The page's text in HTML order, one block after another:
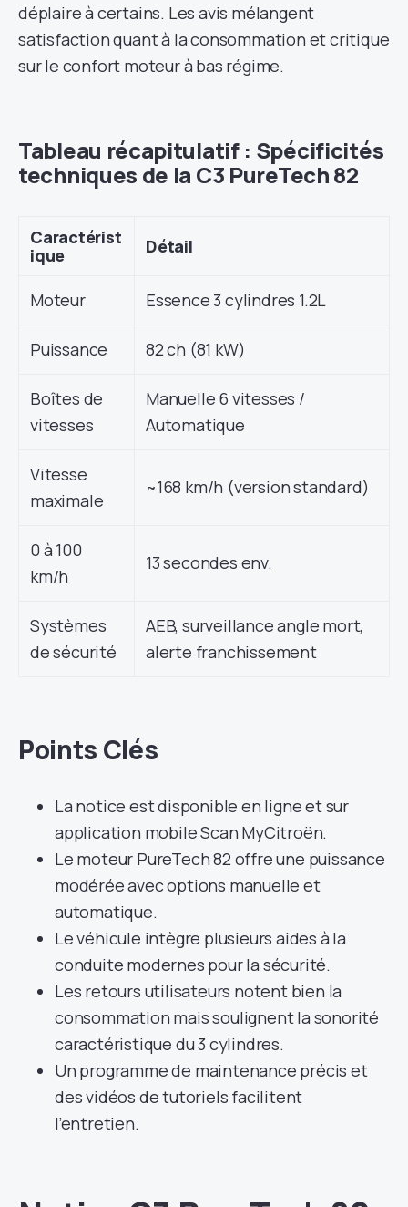
déplaire à certains. Les avis mélangent
satisfaction quant à la consommation et critique
sur le confort moteur à bas régime.
Tableau récapitulatif : Spécificités
techniques de la C3 PureTech 82
Caractérist
ique
Détail
Moteur Essence 3 cylindres 1.2L
Puissance 82 ch (81 kW)
Boîtes de
vitesses
Manuelle 6 vitesses /
Automatique
Vitesse
maximale
~168 km/h (version standard)
0 à 100
km/h
13 secondes env.
Systèmes
de sécurité
AEB, surveillance angle mort,
alerte franchissement
Points Clés
La notice est disponible en ligne et sur
application mobile Scan MyCitroën.
Le moteur PureTech 82 offre une puissance
modérée avec options manuelle et
automatique.
Le véhicule intègre plusieurs aides à la
conduite modernes pour la sécurité.
Les retours utilisateurs notent bien la
consommation mais soulignent la sonorité
caractéristique du 3 cylindres.
Un programme de maintenance précis et
des vidéos de tutoriels facilitent
l’entretien.